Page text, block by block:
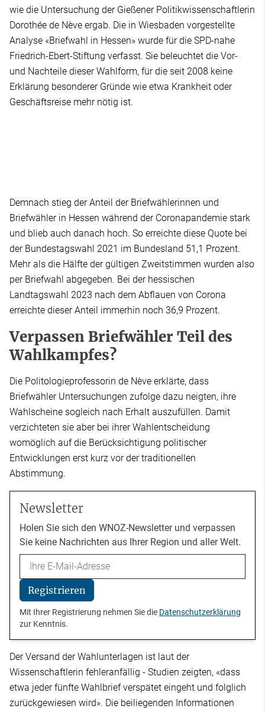
wie die Untersuchung der Gießener Politikwissenschaftlerin
Dorothée de Nève ergab. Die in Wiesbaden vorgestellte
Analyse «Briefwahl in Hessen» wurde für die SPD-nahe
Friedrich-Ebert-Stiftung verfasst. Sie beleuchtet die Vor-
und Nachteile dieser Wahlform, für die seit 2008 keine
Erklärung besonderer Gründe wie etwa Krankheit oder
Geschäftsreise mehr nötig ist.
Demnach stieg der Anteil der Briefwählerinnen und
Briefwähler in Hessen während der Coronapandemie stark
und blieb auch danach hoch. So erreichte diese Quote bei
der Bundestagswahl 2021 im Bundesland 51,1 Prozent.
Mehr als die Hälfte der gültigen Zweitstimmen wurden also
per Briefwahl abgegeben. Bei der hessischen
Landtagswahl 2023 nach dem Abflauen von Corona
erreichte dieser Anteil immerhin noch 36,9 Prozent.
Verpassen Briefwähler Teil des
Wahlkampfes?
Die Politologieprofessorin de Nève erklärte, dass
Briefwähler Untersuchungen zufolge dazu neigten, ihre
Wahlscheine sogleich nach Erhalt auszufüllen. Damit
verzichteten sie aber bei ihrer Wahlentscheidung
womöglich auf die Berücksichtigung politischer
Entwicklungen erst kurz vor der traditionellen
Abstimmung.
Newsletter
Holen Sie sich den WNOZ-Newsletter und verpassen
Sie keine Nachrichten aus Ihrer Region und aller Welt.
Email
Registrieren
Mit Ihrer Registrierung nehmen Sie die Datenschutzerklärung
zur Kenntnis.
Der Versand der Wahlunterlagen ist laut der
Wissenschaftlerin fehleranfällig - Studien zeigten, «dass
etwa jeder fünfte Wahlbrief verspätet eingeht und folglich
zurückgewiesen wird». Die beiliegenden Informationen